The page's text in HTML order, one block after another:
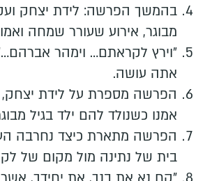
בהמשך הפרשה: לידת יצחק
מבוגר, אירוע שעורר שמחה
״וירץ לקראתם… וימהר
אתה עושה.
הפרשה מספרת על לידת
אמנו כשנולד להם ילד בגיל
הפרשה מתארת כיצד נחרבה
בית של נתינה מול מקום של